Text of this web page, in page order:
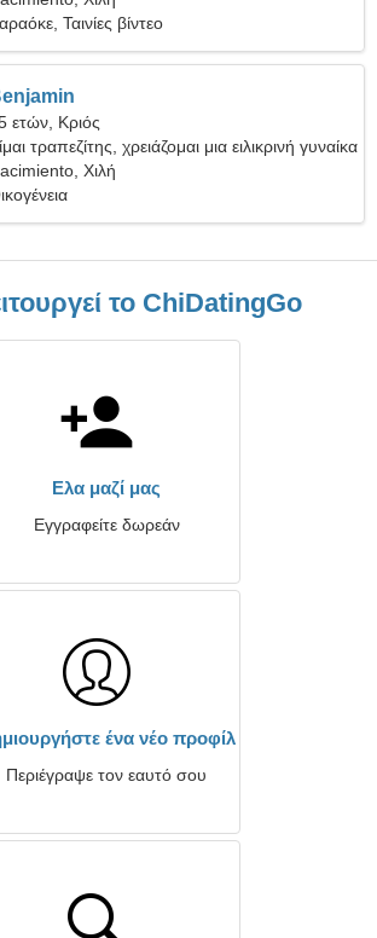
Ταινίες βίντεο
ετών, Κριός
τραπεζίτης, χρειάζομαι μια ειλικρινή γυναίκα
Χιλή
το ChiDatingGo
Ελα μαζί μας
Εγγραφείτε δωρεάν
ένα νέο προφίλ
Περιέγραψε τον εαυτό σου